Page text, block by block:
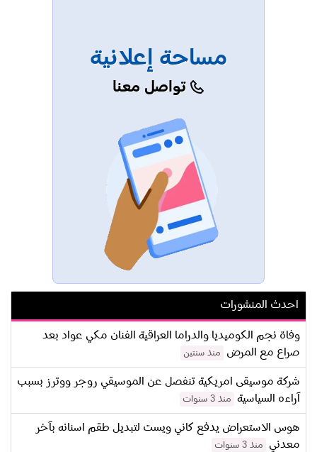
مساحة إعلانية
تواصل معنا
احدث المنشورات
وفاة نجم الكوميديا والدراما العراقية الفنان مكي عواد بعد
صراع مع المرض
منذ سنتين
شركة موسيقى امريكية تنفصل عن الموسيقي روجر ووترز بسبب
آراءه السياسية
منذ 3 سنوات
هوس الاستعراض يدفع كاني ويست لتبديل طقم اسنانه بآخر
معدني
منذ 3 سنوات